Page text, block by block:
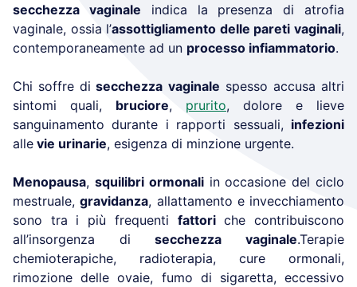
secchezza vaginale indica la presenza di atrofia
vaginale, ossia l’assottigliamento delle pareti vaginali,
contemporaneamente ad un processo infiammatorio.
Chi soffre di secchezza vaginale spesso accusa altri
sintomi quali, bruciore, prurito, dolore e lieve
sanguinamento durante i rapporti sessuali, infezioni
alle vie urinarie, esigenza di minzione urgente.
Menopausa, squilibri ormonaliin occasione del ciclo
mestruale,gravidanza, allattamento e invecchiamento
sono tra i più frequenti fattoriche contribuiscono
all’insorgenza disecchezza vaginale.Terapie
chemioterapiche, radioterapia, cure ormonali,
rimozione delle ovaie, fumo di sigaretta, eccessivo